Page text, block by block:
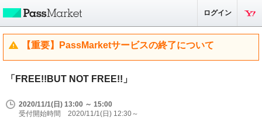
ログイン
【重要】PassMarketサービスの終了について
「FREE!!BUT NOT FREE!!」
2020/11/1(日) 13:00 ～ 15:00
受付開始時間 2020/11/1(日) 12:30～